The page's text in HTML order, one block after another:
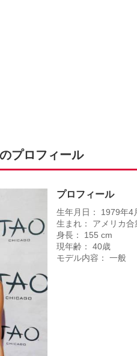
プロフィール
プロフィール
生年月日： 1979年4
生まれ： アメリカ
身長： 155 cm
現年齢： 40歳
モデル内容： 一般